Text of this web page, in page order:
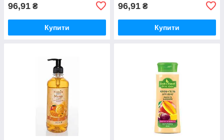
96,91 ₴
Купити
96,91 ₴
Купити